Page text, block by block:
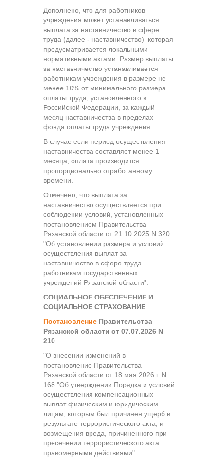
Дополнено, что для работников
учреждения может устанавливаться
выплата за наставничество в сфере
труда (далее - наставничество), которая
предусматривается локальными
нормативными актами. Размер выплаты
за наставничество устанавливается
работникам учреждения в размере не
менее 10% от минимального размера
оплаты труда, установленного в
Российской Федерации, за каждый
месяц наставничества в пределах
фонда оплаты труда учреждения.
В случае если период осуществления
наставничества составляет менее 1
месяца, оплата производится
пропорционально отработанному
времени.
Отмечено, что выплата за
наставничество осуществляется при
соблюдении условий, установленных
постановлением Правительства
Рязанской области от 21.10.2025 N 320
"Об установлении размера и условий
осуществления выплат за
наставничество в сфере труда
работникам государственных
учреждений Рязанской области".
СОЦИАЛЬНОЕ ОБЕСПЕЧЕНИЕ И
СОЦИАЛЬНОЕ СТРАХОВАНИЕ
Постановление Правительства
Рязанской области от 07.07.2026 N
210
"О внесении изменений в
постановление Правительства
Рязанской области от 18 мая 2026 г. N
168 "Об утверждении Порядка и условий
осуществления компенсационных
выплат физическим и юридическим
лицам, которым был причинен ущерб в
результате террористического акта, и
возмещения вреда, причиненного при
пресечении террористического акта
правомерными действиями"